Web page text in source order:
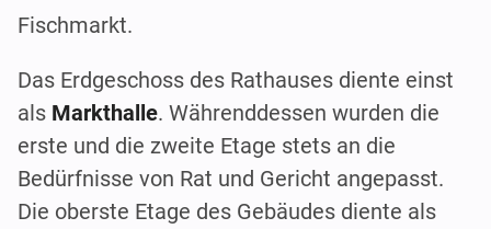
Fischmarkt.
Das Erdgeschoss des Rathauses diente einst
als Markthalle. Währenddessen wurden die
erste und die zweite Etage stets an die
Bedürfnisse von Rat und Gericht angepasst.
Die oberste Etage des Gebäudes diente als